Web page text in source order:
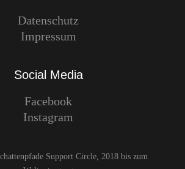
Datenschutz
Impressum
Social Media
Facebook
Instagram
Support Circle, 2018 bis zum